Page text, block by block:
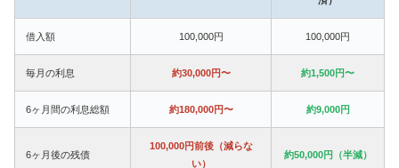
借入額 100,000円 100,000円
毎月の利息 約30,000円〜 約1,500円〜
6ヶ月間の利息総額 約180,000円〜 約9,000円
6ヶ月後の残債
100,000円前後（減らな
い）
約50,000円（半減）